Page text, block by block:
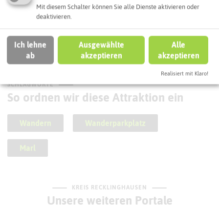
SCHLAGWORTE
So ordnen wir diese Attraktion ein
Wandern Wanderparkplatz
Marl
KREIS RECKLINGHAUSEN
Unsere weiteren Portale
Mit diesem Schalter können Sie alle Dienste aktivieren oder
deaktivieren.
Ich lehne
ab
Ausgewählte
akzeptieren
Alle
akzeptieren
Realisiert mit Klaro!